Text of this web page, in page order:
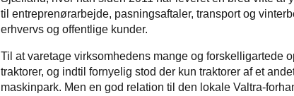
til entreprenørarbejde, pasningsaftaler, transport og
erhvervs og offentlige kunder.
Til at varetage virksomhedens mange og forskelligartede
traktorer, og indtil fornyelig stod der kun traktorer af et
maskinpark. Men en god relation til den lokale Valtra-